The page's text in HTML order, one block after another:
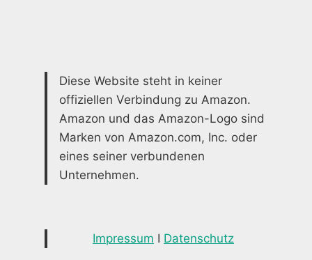
Diese Website steht in keiner
offiziellen Verbindung zu Amazon.
Amazon und das Amazon-Logo sind
Marken von Amazon.com, Inc. oder
eines seiner verbundenen
Unternehmen.
Impressum I Datenschutz